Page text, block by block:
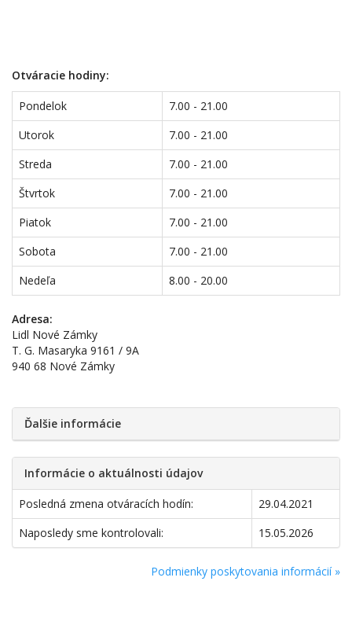
Otváracie hodiny:
Pondelok
7.00 - 21.00
Utorok
7.00 - 21.00
Streda
7.00 - 21.00
Štvrtok
7.00 - 21.00
Piatok
7.00 - 21.00
Sobota
7.00 - 21.00
Nedeľa
8.00 - 20.00
Adresa:
Lidl Nové Zámky
T. G. Masaryka 9161 / 9A
940 68 Nové Zámky
Ďalšie informácie
Informácie o aktuálnosti údajov
Posledná zmena otváracích hodín:
29.04.2021
Naposledy sme kontrolovali:
15.05.2026
Podmienky poskytovania informácií »